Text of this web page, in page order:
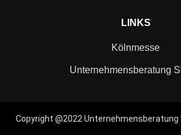
LINKS
Kölnmesse
Unternehmensberatung
Copyright @2022 Unternehmensberatung